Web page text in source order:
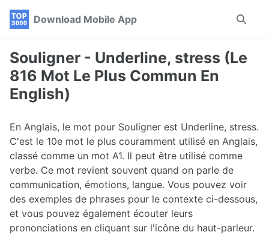
Skip
navigation
Skip
Skip
Download Mobile App
Toggle
Souligner - Underline, stress (Le
816 Mot Le Plus Commun En
English)
En Anglais, le mot pour Souligner est Underline, stress.
C'est le 10e mot le plus couramment utilisé en Anglais,
classé comme un mot A1. Il peut être utilisé comme
verbe. Ce mot revient souvent quand on parle de
communication, émotions, langue. Vous pouvez voir
des exemples de phrases pour le contexte ci-dessous,
et vous pouvez également écouter leurs
prononciations en cliquant sur l'icône du haut-parleur.